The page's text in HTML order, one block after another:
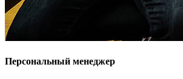
Персональный менеджер